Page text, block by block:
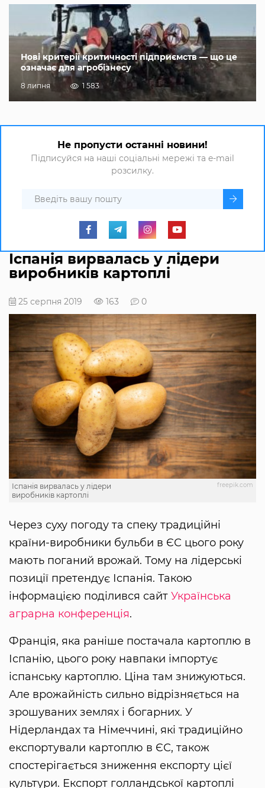
Нові критерії критичності підприємств — що це
означає для агробізнесу
8 липня 1 583
Не пропусти останні новини!
Підписуйся на наші соціальні мережі та e-mail
розсилку.
Іспанія вирвалась у лідери
виробників картоплі
25 серпня 2019 163 0
freepik.com
Іспанія вирвалась у лідери
виробників картоплі
Через суху погоду та спеку традиційні
країни-виробники бульби в ЄС цього року
мають поганий врожай. Тому на лідерські
позиції претендує Іспанія. Такою
інформацією поділився сайт Українська
аграрна конференція.
Франція, яка раніше постачала картоплю в
Іспанію, цього року навпаки імпортує
іспанську картоплю. Ціна там знижуються.
Але врожайність сильно відрізняється на
зрошуваних землях і богарних. У
Нідерландах та Німеччині, які традиційно
експортували картоплю в ЄС, також
спостерігається зниження експорту цієї
культури. Експорт голландської картоплі